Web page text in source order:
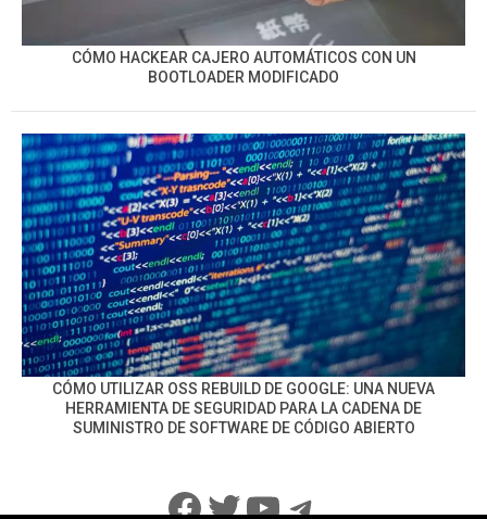
CÓMO HACKEAR CAJERO AUTOMÁTICOS CON UN
BOOTLOADER MODIFICADO
CÓMO UTILIZAR OSS REBUILD DE GOOGLE: UNA NUEVA
HERRAMIENTA DE SEGURIDAD PARA LA CADENA DE
SUMINISTRO DE SOFTWARE DE CÓDIGO ABIERTO
Facebook
Twitter
YouTube
Telegram